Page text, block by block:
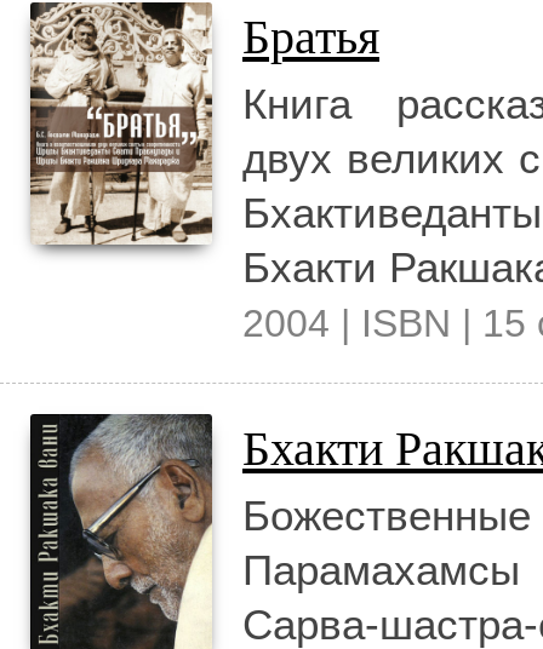
Братья
Книга
двух великих
Бхакти
2004 | ISBN | 15
Бхакти
Сарва-